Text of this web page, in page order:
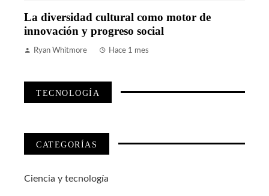
La diversidad cultural como motor de
innovación y progreso social
Ryan Whitmore Hace 1 mes
TECNOLOGÍA
CATEGORÍAS
Ciencia y tecnología